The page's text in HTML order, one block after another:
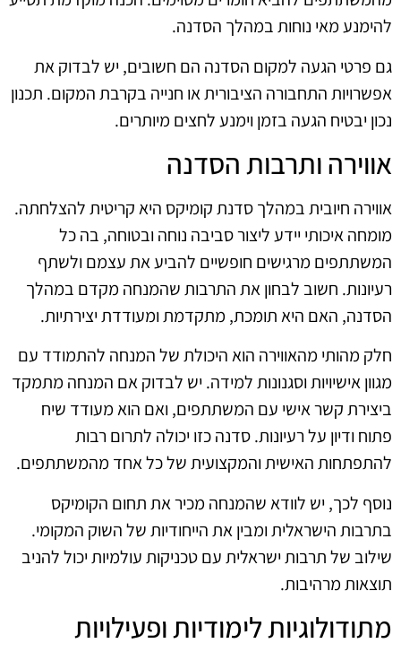
להימנע מאי נוחות במהלך הסדנה.
גם פרטי הגעה למקום הסדנה הם חשובים, יש לבדוק את
אפשרויות התחבורה הציבורית או חנייה בקרבת המקום. תכנון
נכון יבטיח הגעה בזמן וימנע לחצים מיותרים.
אווירה ותרבות הסדנה
אווירה חיובית במהלך סדנת קומיקס היא קריטית להצלחתה.
מומחה איכותי יידע ליצור סביבה נוחה ובטוחה, בה כל
המשתתפים מרגישים חופשיים להביע את עצמם ולשתף
רעיונות. חשוב לבחון את התרבות שהמנחה מקדם במהלך
הסדנה, האם היא תומכת, מתקדמת ומעודדת יצירתיות.
חלק מהותי מהאווירה הוא היכולת של המנחה להתמודד עם
מגוון אישיויות וסגנונות למידה. יש לבדוק אם המנחה מתמקד
ביצירת קשר אישי עם המשתתפים, ואם הוא מעודד שיח
פתוח ודיון על רעיונות. סדנה כזו יכולה לתרום רבות
להתפתחות האישית והמקצועית של כל אחד מהמשתתפים.
נוסף לכך, יש לוודא שהמנחה מכיר את תחום הקומיקס
בתרבות הישראלית ומבין את הייחודיות של השוק המקומי.
שילוב של תרבות ישראלית עם טכניקות עולמיות יכול להניב
תוצאות מרהיבות.
מתודולוגיות לימודיות ופעילויות